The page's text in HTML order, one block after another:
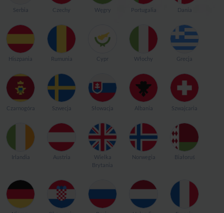
Serbia Czechy Węgry Portugalia Dania
Hiszpania Rumunia Cypr Włochy Grecja
Czarnogóra Szwecja Słowacja Albania Szwajcaria
Irlandia Austria
Wielka
Brytania
Norwegia Białoruś